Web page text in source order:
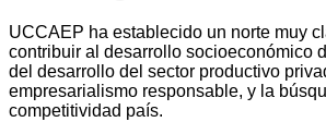
UCCAEP ha establecido un norte muy
contribuir al desarrollo socioeconómico
del desarrollo del sector productivo
empresarialismo responsable, y la
competitividad país.